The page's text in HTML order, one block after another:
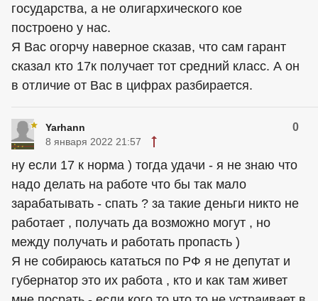
государства, а не олигархического кое
построено у нас.
Я Вас огорчу наверное сказав, что сам гарант
сказал кто 17к получает тот средний класс. А он
в отличие от Вас в цифрах разбирается.
Yarhann 0
8 января 2022 21:57
ну если 17 к норма ) тогда удачи - я не знаю что
надо делать на работе что бы так мало
зарабатывать - спать ? за такие деньги никто не
работает , получать да возможно могут , но
между получать и работать пропасть )
Я не собираюсь кататься по РФ я не депутат и
губернатор это их работа , кто и как там живет